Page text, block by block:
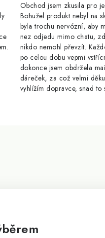
Obchod jsem zkusila pro
Bohužel produkt nebyl na
byla trochu nervózní, aby
nez odjedu mimo chatu,
nikdo nemohl převzít.
po celou dobu vepmi
dokonce jsem obdržela
dáreček, za což velmi
vyhlížím dopravce, snad to